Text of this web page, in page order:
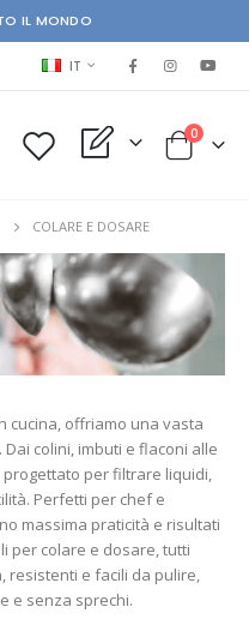
IL MONDO
LINGUA
IT
My Quote Cart
0elementi
COLARE E DOSARE
cucina, offriamo una vasta
colini, imbuti e flaconi alle
per filtrare liquidi,
Perfetti per chef e
massima praticità e risultati
per colare e dosare, tutti
resistenti e facili da pulire,
e senza sprechi.